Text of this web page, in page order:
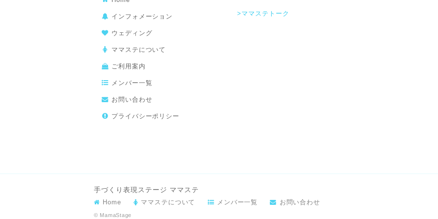
>ママステトーク
インフォメーション
ウェディング
ママステについて
ご利用案内
メンバー一覧
お問い合わせ
プライバシーポリシー
手づくり表現ステージ ママステ
Home ママステについて メンバー一覧 お問い合わせ
© MamaStage